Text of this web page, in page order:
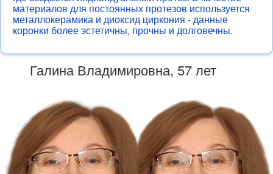
материалов для постоянных протезов используется
металлокерамика и диоксид циркония - данные
коронки более эстетичны, прочны и долговечны.
Галина Владимировна, 57 лет